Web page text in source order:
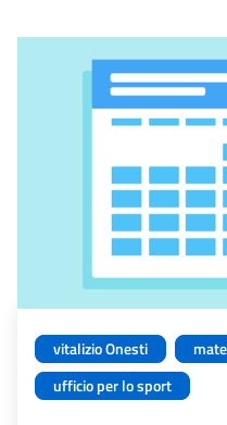
vitalizio Onesti
ufficio per lo sport